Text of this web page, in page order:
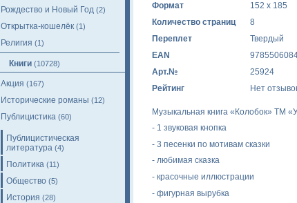
Рождество и Новый Год (2)
Открытка-кошелёк (1)
Религия (1)
Книги (10728)
Акция (167)
Исторические романы (12)
Публицистика (60)
Публицистическая
литература (4)
Политика (11)
Общество (5)
История (28)
Формат
152 х 185
Количество страниц
8
Переплет
Твердый
EAN
Арт.№
25924
Рейтинг
Нет
Музыкальная книга «Колобок» ТМ
- 1 звуковая кнопка
- 3 песенки по мотивам сказки
- любимая сказка
- красочные иллюстрации
- фигурная вырубка